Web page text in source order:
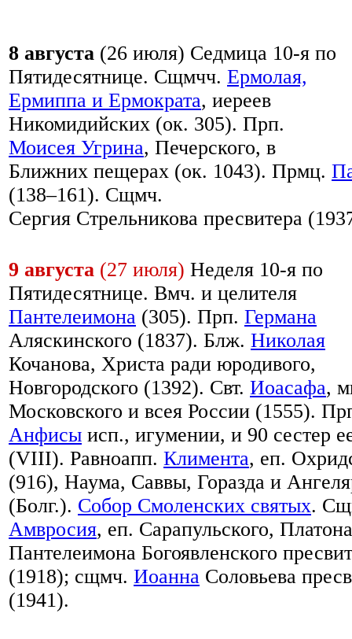
8 августа (26 июля) Седмица 10-я по
Пятидесятнице. Сщмчч. Ермолая,
Ермиппа и Ермократа, иереев
Никомидийских (ок. 305). Прп.
Моисея Угрина, Печерского, в
Ближних пещерах (ок. 1043). Прмц.
(138–161). Сщмч.
Сергия Стрельникова пресвитера
9 августа (27 июля) Неделя 10-я по
Пятидесятнице. Вмч. и целителя
Пантелеимона (305). Прп. Германа
Аляскинского (1837). Блж. Николая
Кочанова, Христа ради юродивого,
Новгородского (1392). Свт. Иоасафа,
Московского и всея России (1555).
Анфисы исп., игумении, и 90 сестер
(VIII). Равноапп. Климента, еп.
(916), Наума, Саввы, Горазда и
(Болг.). Собор Смоленских святых.
Амвросия, еп. Сарапульского,
Пантелеимона Богоявленского
(1918); сщмч. Иоанна Соловьева
(1941).